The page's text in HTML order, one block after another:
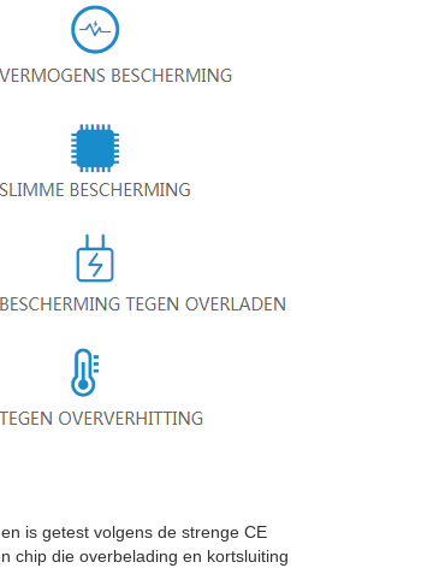
is getest volgens de strenge CE
chip die overbelading en kortsluiting